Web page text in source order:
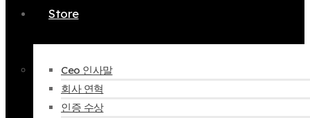
Store
Ceo 인사말
회사 연혁
인증 수상